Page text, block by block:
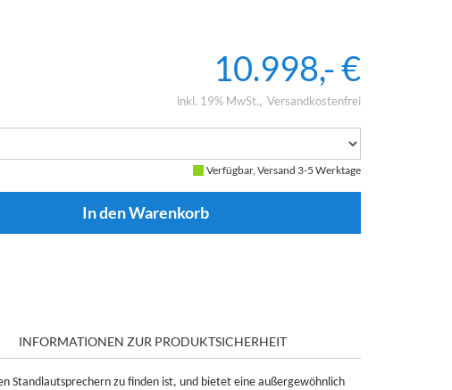
10.998,- €
inkl. 19% MwSt. Versandkostenfrei
Verfügbar, Versand 3-5 Werktage
INFORMATIONEN ZUR PRODUKTSICHERHEIT
Standlautsprechern zu finden ist, und bietet eine außergewöhnlich